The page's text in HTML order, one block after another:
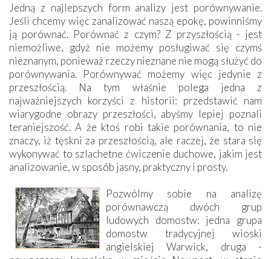
Jedną z najlepszych form analizy jest porównywanie.
Jeśli chcemy więc zanalizować naszą epokę, powinniśmy
ją porównać. Porównać z czym? Z przyszłością - jest
niemożliwe, gdyż nie możemy posługiwać się czymś
nieznanym, ponieważ rzeczy nieznane nie mogą służyć do
porównywania. Porównywać możemy więc jedynie z
przeszłością. Na tym właśnie polega jedna z
najważniejszych korzyści z historii: przedstawić nam
wiarygodne obrazy przeszłości, abyśmy lepiej poznali
teraniejszość. A że ktoś robi takie porównania, to nie
znaczy, iż tęskni za przeszłością, ale raczej, że stara się
wykonywać to szlachetne ćwiczenie duchowe, jakim jest
analizowanie, w sposób jasny, praktyczny i prosty.
Pozwólmy sobie na analizę
porównawczą dwóch grup
ludowych domostw: jedna grupa
domostw tradycyjnej wioski
angielskiej Warwick, druga -